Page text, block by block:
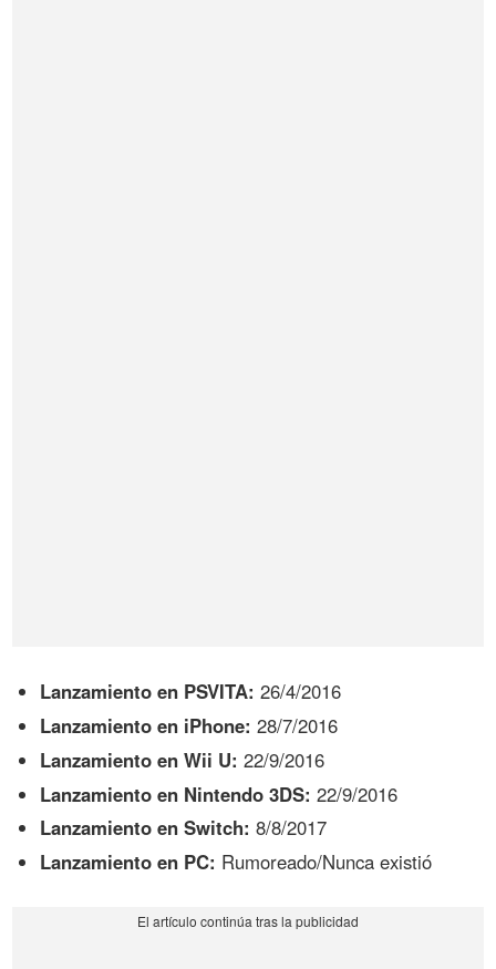
Lanzamiento en PSVITA: 26/4/2016
Lanzamiento en iPhone: 28/7/2016
Lanzamiento en Wii U: 22/9/2016
Lanzamiento en Nintendo 3DS: 22/9/2016
Lanzamiento en Switch: 8/8/2017
Lanzamiento en PC: Rumoreado/Nunca existió